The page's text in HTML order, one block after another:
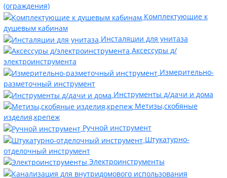
(ограждения)
Комплектующие к
душевым кабинам
Инсталяции для унитаза
Аксессуры д/
электроинструмента
Измерительно-
разметочный инструмент
Инструменты д/дачи и дома
Метизы,скобяные
изделия,крепеж
Ручной инструмент
Штукатурно-
отделочный инструмент
Электроинструменты